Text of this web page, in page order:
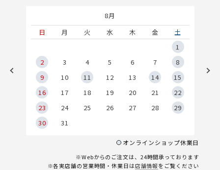
8月
日
月 火 水 木 金
土
1
2
3 4 5 6 7
8
9
10 11 12 13 14
15
16
17 18 19 20 21
22
23
24 25 26 27 28
29
30
31
オンラインショップ休業日
※Webからのご注文は、24時間承っております
※各実店舗の営業時間・休業日は店舗情報をご覧ください